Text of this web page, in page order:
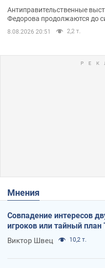
Антиправительственные
Федорова продолжаются до
8.08.2026 20:51 2,2 т.
Мнения
Совпадение интересов
игроков или тайный план
Виктор Швец 10,2 т.